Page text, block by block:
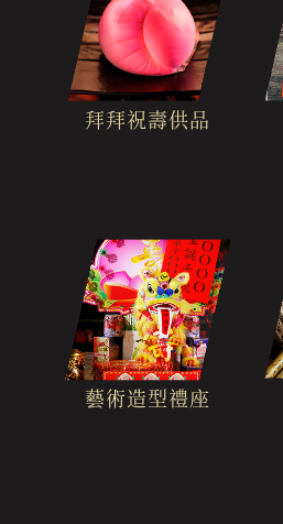
拜拜祝壽供品
藝術造型禮座